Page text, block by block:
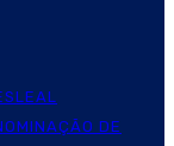
DE